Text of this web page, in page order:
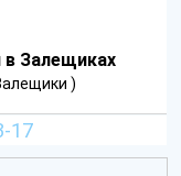
Залещиках
)
17